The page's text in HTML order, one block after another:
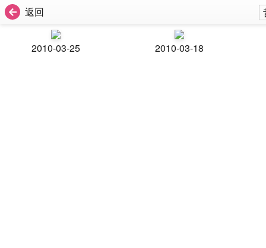
返回
2010-03-25 2010-03-18